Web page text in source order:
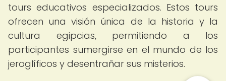
tours educativos especializados. Estos tours
ofrecen una visión única de la historia y la
cultura egipcias, permitiendo a los
participantes sumergirse en el mundo de los
jeroglíficos y desentrañar sus misterios.